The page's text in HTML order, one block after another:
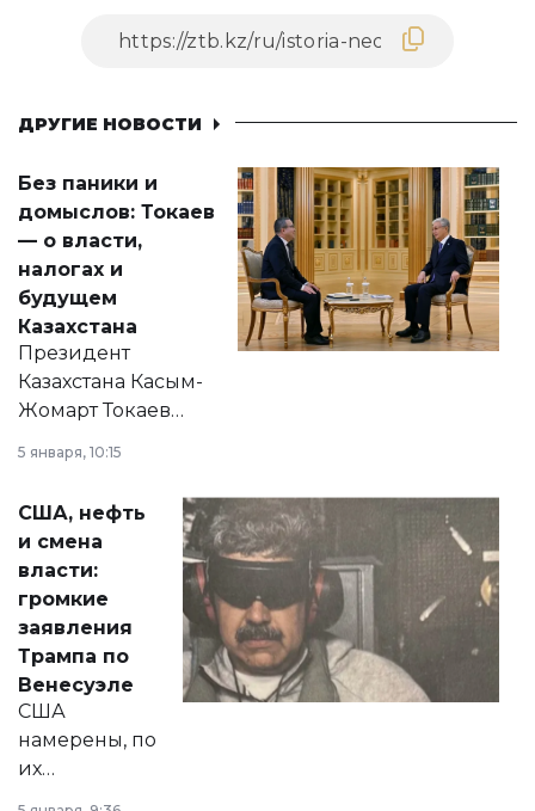
ДРУГИЕ НОВОСТИ
Без паники и
домыслов: Токаев
— о власти,
налогах и
будущем
Казахстана
Президент
Казахстана Касым-
Жомарт Токаев
сразу несколько
актуальных тем —
от слухов о
политических
реформах до
вопросов армии,
экономики и
личного здоровья.
5 января, 10:15
США, нефть
и смена
власти:
громкие
заявления
Трампа по
Венесуэле
США
намерены, по
их